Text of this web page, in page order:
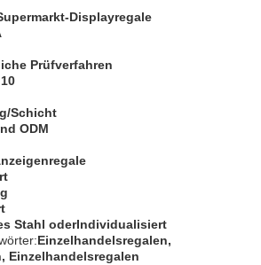
Displayregale
Prüfverfahren
10
Schicht
ODM
Stahl oderIndividualisiert
Einzelhandelsregalen,
Einzelhandelsregalen